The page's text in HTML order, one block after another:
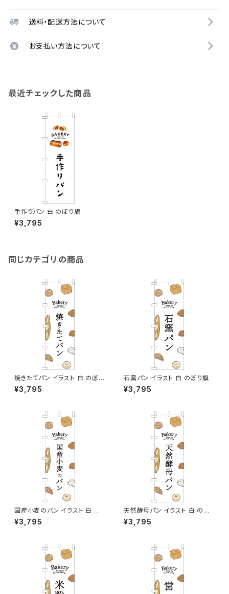
送料・配送方法について
お支払い方法について
最近チェックした商品
手作りパン 白 のぼり旗
¥3,795
同じカテゴリの商品
焼きたてパン イラスト 白 のぼり
旗
¥3,795
石窯パン イラスト 白 のぼり旗
¥3,795
国産小麦のパン イラスト 白 の
ぼり旗
¥3,795
天然酵母パン イラスト 白 のぼ
り旗
¥3,795